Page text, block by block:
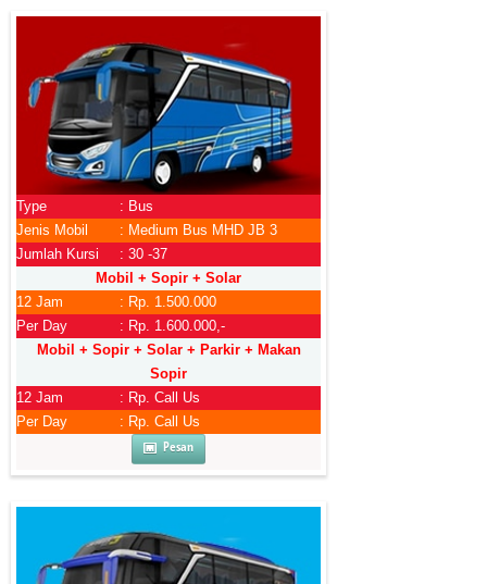
Type
: Bus
Jenis Mobil
: Medium Bus MHD JB 3
Jumlah Kursi
: 30 -37
Mobil + Sopir + Solar
12 Jam
: Rp. 1.500.000
Per Day
: Rp. 1.600.000,-
Mobil + Sopir + Solar + Parkir + Makan
Sopir
12 Jam
: Rp. Call Us
Per Day
: Rp. Call Us
Pesan